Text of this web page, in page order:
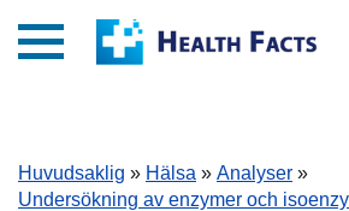
Huvudsaklig » Hälsa » Analyser »
Undersökning av enzymer och